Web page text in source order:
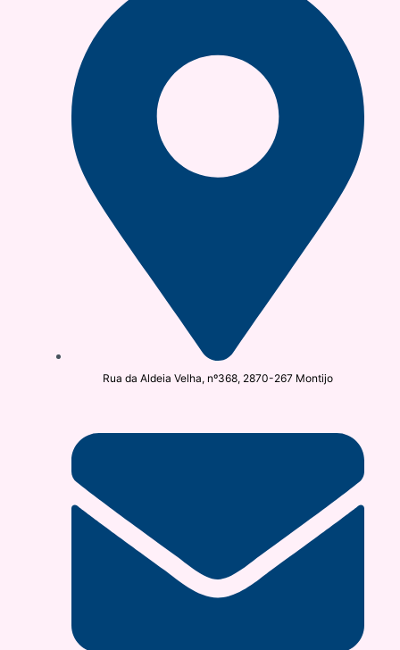
Rua da Aldeia Velha, nº368, 2870-267 Montijo